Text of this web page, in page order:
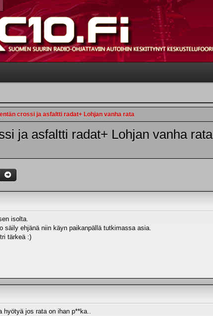
crossi ja asfaltti radat+ Lohjan vanha rata
ja asfaltti radat+ Lohjan vanha rata
isolta.
säily ehjänä niin käyn paikanpällä tutkimassa asia.
tärkeä :)
jos rata on ihan p**ka..